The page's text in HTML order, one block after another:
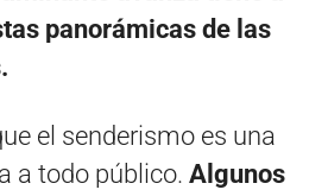
panorámicas de las
el senderismo es una
a todo público. Algunos